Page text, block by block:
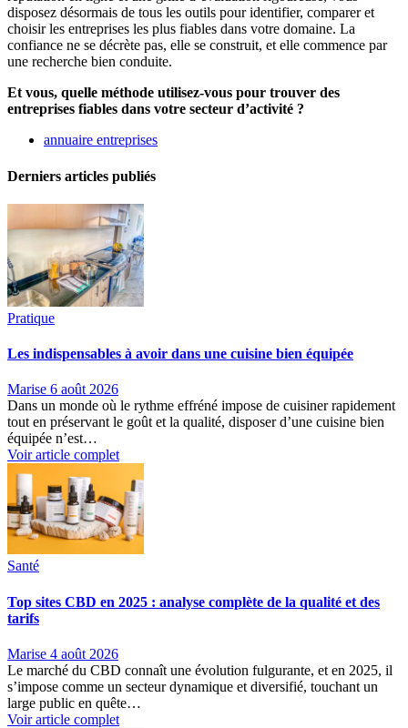
disposez désormais de tous les outils pour identifier, comparer et
choisir les entreprises les plus fiables dans votre domaine. La
confiance ne se décrète pas, elle se construit, et elle commence par
une recherche bien conduite.
Et vous, quelle méthode utilisez-vous pour trouver des
entreprises fiables dans votre secteur d’activité ?
annuaire entreprises
Derniers articles publiés
Pratique
Les indispensables à avoir dans une cuisine bien équipée
Marise 6 août 2026
Dans un monde où le rythme effréné impose de cuisiner rapidement
tout en préservant le goût et la qualité, disposer d’une cuisine bien
équipée n’est…
Voir article complet
Santé
Top sites CBD en 2025 : analyse complète de la qualité et des
tarifs
Marise 4 août 2026
Le marché du CBD connaît une évolution fulgurante, et en 2025, il
s’impose comme un secteur dynamique et diversifié, touchant un
large public en quête…
Voir article complet